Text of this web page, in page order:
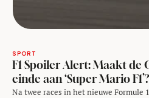
SPORT
F1 Spoiler Alert: Maakt de
einde aan ‘Super Mario F1’?
Na twee races in het nieuwe